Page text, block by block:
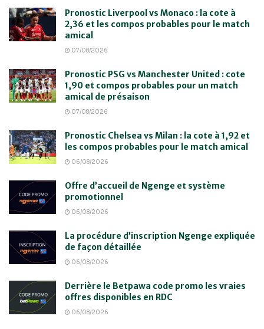
Pronostic Liverpool vs Monaco : la cote à
2,36 et les compos probables pour le match
amical
07/08/2026
Pronostic PSG vs Manchester United : cote
1,90 et compos probables pour un match
amical de présaison
07/08/2026
Pronostic Chelsea vs Milan : la cote à 1,92 et
les compos probables pour le match amical
06/08/2026
Offre d’accueil de Ngenge et système
promotionnel
06/08/2026
La procédure d’inscription Ngenge expliquée
de façon détaillée
06/08/2026
Derrière le Betpawa code promo les vraies
offres disponibles en RDC
06/08/2026